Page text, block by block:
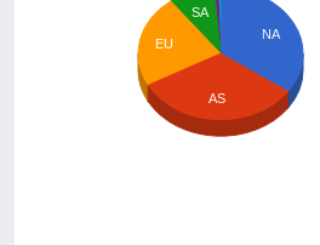
NA
SA
EU
AS